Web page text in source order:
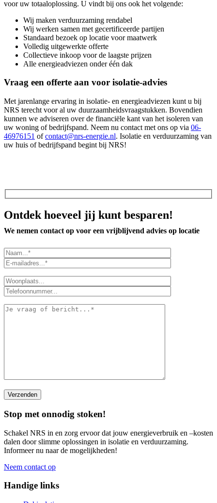
voor uw totaaloplossing. U vindt bij ons ook het volgende:
Wij maken verduurzaming rendabel
Wij werken samen met gecertificeerde partijen
Standaard bezoek op locatie voor maatwerk
Volledig uitgewerkte offerte
Collectieve inkoop voor de laagste prijzen
Alle energieadviezen onder één dak
Vraag een offerte aan voor isolatie-advies
Met jarenlange ervaring in isolatie- en energieadviezen kunt u bij
NRS terecht voor al uw duurzaamheidsvraagstukken. Bovendien
kunnen we adviseren over de financiële kant van het isoleren van
uw woning of bedrijfspand. Neem nu contact met ons op via 06-
46976151 ofcontact@nrs-energie.nl. Isolatie en verduurzaming van
uw huis of bedrijfspand begint bij NRS!
Ontdek hoeveel jij kunt besparen!
We nemen contact op voor een vrijblijvend advies op locatie
Stop met onnodig stoken!
Schakel NRS in en zorg ervoor dat jouw energieverbruik en –kosten
dalen door slimme oplossingen in isolatie en verduurzaming.
Informeer nu naar de mogelijkheden!
Neem contact op
Handige links